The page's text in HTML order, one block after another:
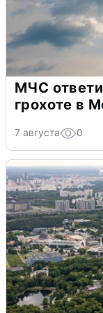
МЧС
грохоте в
7 августа 0